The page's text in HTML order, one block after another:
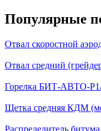
Популярные
Отвал скоростной
Отвал средний
Горелка БИТ-АВТО-
Щетка средняя КДМ
Распределитель